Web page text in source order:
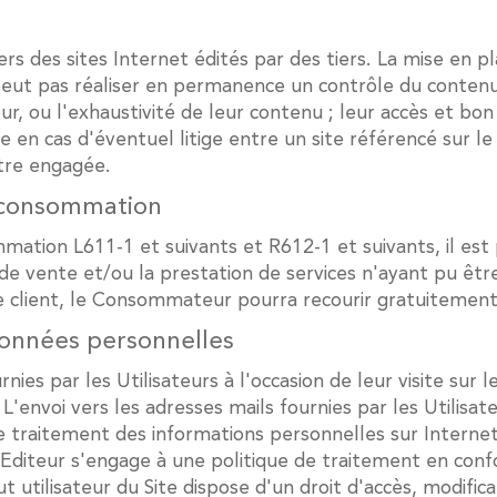
des sites Internet édités par des tiers. La mise en
pas réaliser en permanence un contrôle du
ou l'exhaustivité de leur contenu ; leur accès et
cas d'éventuel litige entre un site référencé sur
engagée.
L611-1 et suivants et R612-1 et suivants, il
vente et/ou la prestation de services n'ayant pu
le Consommateur pourra recourir
personnelles
par les Utilisateurs à l'occasion de leur visite
vers les adresses mails fournies par les
des informations personnelles sur
s'engage à une politique de traitement en
utilisateur du Site dispose d'un droit d'accès,